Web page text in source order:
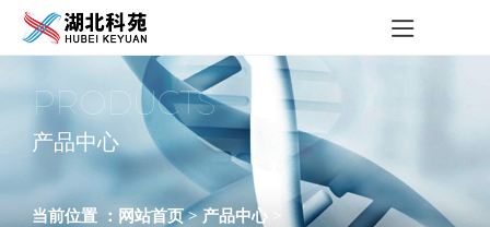
PRODUCTS
产品中心
当前位置 ： 网站首页 > 产品中心 >